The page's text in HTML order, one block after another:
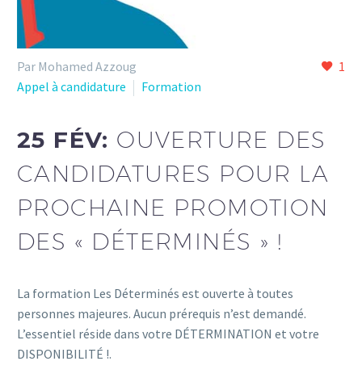
1
Par Mohamed Azzoug
Appel à candidature
Formation
25 FÉV: OUVERTURE DES
CANDIDATURES POUR LA
PROCHAINE PROMOTION
DES « DÉTERMINÉS » !
La formation Les Déterminés est ouverte à toutes
personnes majeures. Aucun prérequis n’est demandé.
L’essentiel réside dans votre DÉTERMINATION et votre
DISPONIBILITÉ !.